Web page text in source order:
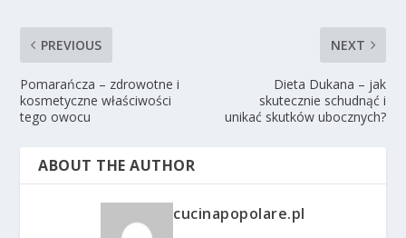
PREVIOUS
Pomarańcza – zdrowotne i
kosmetyczne właściwości
tego owocu
NEXT
Dieta Dukana – jak
skutecznie schudnąć i
unikać skutków ubocznych?
ABOUT THE AUTHOR
cucinapopolare.pl